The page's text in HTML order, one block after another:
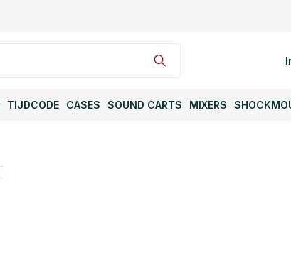
TIJDCODE CASES SOUND CARTS MIXERS